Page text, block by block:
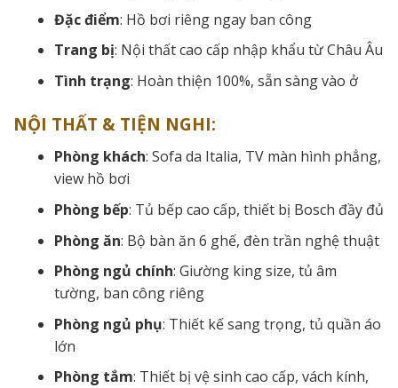
Đặc điểm: Hồ bơi riêng ngay ban công
Trang bị: Nội thất cao cấp nhập khẩu từ Châu Âu
Tình trạng: Hoàn thiện 100%, sẵn sàng vào ở
NỘI THẤT & TIỆN NGHI:
Phòng khách: Sofa da Italia, TV màn hình phẳng,
view hồ bơi
Phòng bếp: Tủ bếp cao cấp, thiết bị Bosch đầy đủ
Phòng ăn: Bộ bàn ăn 6 ghế, đèn trần nghệ thuật
Phòng ngủ chính: Giường king size, tủ âm
tường, ban công riêng
Phòng ngủ phụ: Thiết kế sang trọng, tủ quần áo
lớn
Phòng tắm: Thiết bị vệ sinh cao cấp, vách kính,